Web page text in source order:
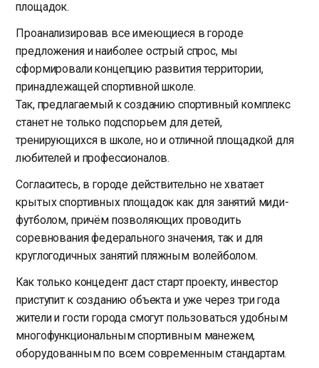
площадок.
Проанализировав все имеющиеся в городе
предложения и наиболее острый спрос, мы
сформировали концепцию развития территории,
принадлежащей спортивной школе.
Так, предлагаемый к созданию спортивный комплекс
станет не только подспорьем для детей,
тренирующихся в школе, но и отличной площадкой для
любителей и профессионалов.
Согласитесь, в городе действительно не хватает
крытых спортивных площадок как для занятий миди-
футболом, причём позволяющих проводить
соревнования федерального значения, так и для
круглогодичных занятий пляжным волейболом.
Как только концедент даст старт проекту, инвестор
приступит к созданию объекта и уже через три года
жители и гости города смогут пользоваться удобным
многофункциональным спортивным манежем,
оборудованным по всем современным стандартам.